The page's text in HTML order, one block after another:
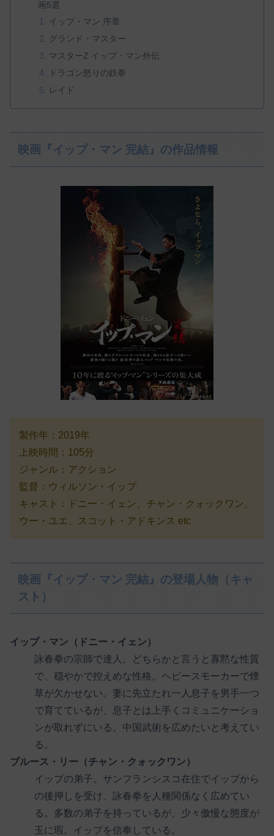
画5選
イップ・マン 序章
グランド・マスター
マスターZ イップ・マン外伝
ドラゴン怒りの鉄拳
レイド
映画『イップ・マン 完結』の作品情報
製作年：2019年
上映時間：105分
ジャンル：アクション
監督：ウィルソン・イップ
キャスト：ドニー・イェン、チャン・クォックワン、
ウー・ユエ、スコット・アドキンス etc
映画『イップ・マン 完結』の登場人物（キャ
スト）
イップ・マン（ドニー・イェン）
詠春拳の宗師で達人。どちらかと言うと寡黙な性質
で、穏やかで控えめな性格。ヘビースモーカーで煙
草が欠かせない。妻に先立たれ一人息子を男手一つ
で育てているが、息子とは上手くコミュニケーショ
ンが取れずにいる。中国武術を広めたいと考えてい
る。
ブルース・リー（チャン・クォックワン）
イップの弟子。サンフランシスコ在住でイップから
の後押しを受け、詠春拳を人種関係なく広めてい
る。多数の弟子を持っているが、少々傲慢な態度が
玉に瑕。イップを信奉している。